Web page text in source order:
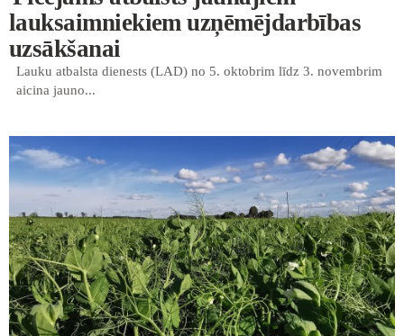
lauksaimniekiem uzņēmējdarbības
uzsākšanai
Lauku atbalsta dienests (LAD) no 5. oktobrim līdz 3. novembrim
aicina jauno...